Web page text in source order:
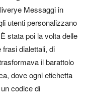
e Messaggi in
utenti personalizzano
stata poi la volta delle
dialettali, di
il barattolo
, dove ogni etichetta
codice di